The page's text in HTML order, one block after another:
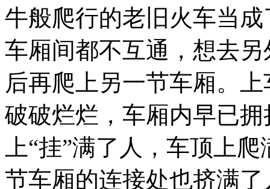
车，
尼
泊
的
贾
克
布
度
牛般爬行的老旧火车当
车厢间都不互通，想去
后再爬上另一节车厢。
破破烂烂，车厢内早已
上“挂”满了人，车顶上
节车厢的连接处也挤满